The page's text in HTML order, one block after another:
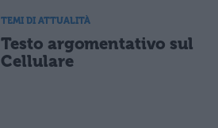
TEMI DI ATTUALITÀ
Testo argomentativo sul
Cellulare